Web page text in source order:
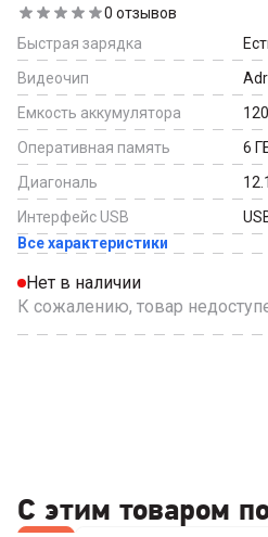
0 отзывов
Быстрая зарядка
Видеочип
Емкость аккумулятора
Оперативная память
6
Диагональ
12.1
Интерфейс USB
Все характеристики
Нет в наличии
К сожалению, товар
С этим товаром